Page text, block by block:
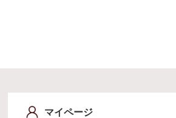
マイページ